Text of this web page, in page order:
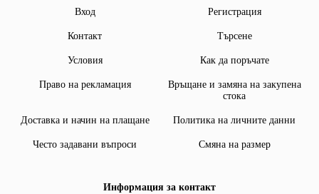
Вход Регистрация
Контакт Търсене
Условия Как да поръчате
Право на рекламация
Връщане и замяна на закупена
стока
Доставка и начин на плащане Политика на личните данни
Често задавани въпроси Смяна на размер
Информация за контакт